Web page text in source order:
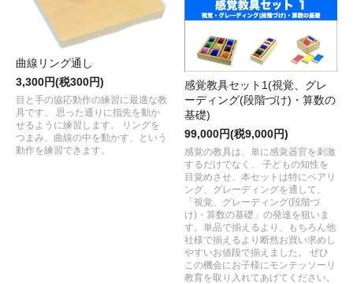
曲線リング通し
3,300円(税300円)
目と手の協応動作の練習に最適な教
具です。 思った通りに指先を動か
せるように練習します。 リングを
つまみ、曲線の中を動かす、という
動作を練習できます。
感覚教具セット1(視覚、グレ
ーディング(段階づけ)・算数の
基礎)
99,000円(税9,000円)
感覚の教具は、単に感覚器官を刺激
するだけでなく、 子どもの知性を
目覚めさせ、本セットは特にペアリ
ング、グレーディングを通して、
「視覚、グレーディング(段階づ
け)・算数の基礎」の発達を狙いま
す。単品で揃えるより、もちろん他
社様で揃えるより断然お買い求めし
やすいお値段で揃えました。 ぜひ
この機会にお子様にモンテッソーリ
教育を取り入れてあげてください。